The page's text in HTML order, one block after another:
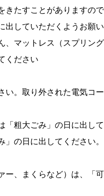
たすことがありますの
していただくようお願い
マットレス（スプリン
ください
。取り外された電気コー
粗大ごみ」の日に出して
の日に出してください。
、まくらなど）は、「